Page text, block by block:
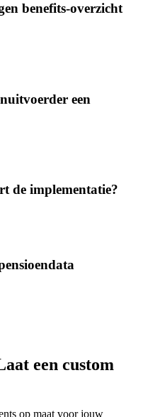
benefits-overzicht
een
de implementatie?
een custom
op maat voor jouw